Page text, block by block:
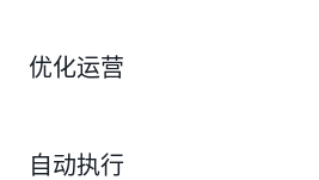
优化运营
自动执行